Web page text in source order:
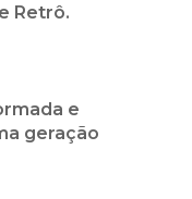
Retrô.
e
geração